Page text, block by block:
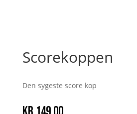
Scorekoppen
Den sygeste score kop